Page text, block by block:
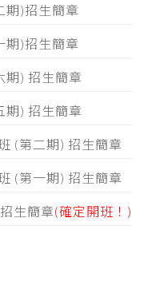
期)招生簡章
期)招生簡章
期) 招生簡章
期) 招生簡章
(第二期) 招生簡章
(第一期) 招生簡章
生簡章(確定開班！)